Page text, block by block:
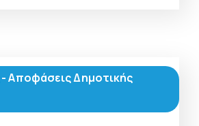
Αποφάσεις Δημοτικής